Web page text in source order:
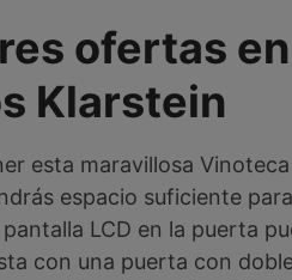
ofertas
Klarstein
esta maravillosa
espacio suficiente
LCD en la puerta
con una puerta con